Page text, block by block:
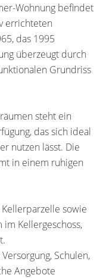
Wohnung befindet
errichteten
das 1995
überzeugt durch
Grundriss
steht ein
das sich ideal
nutzen lässt. Die
in einem ruhigen
sowie
Kellergeschoss,
Schulen,
Angebote